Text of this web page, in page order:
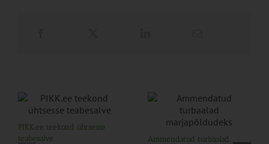
PIKK.ee teekond ühtsesse
teabesalve
Ammendatud turbaalad